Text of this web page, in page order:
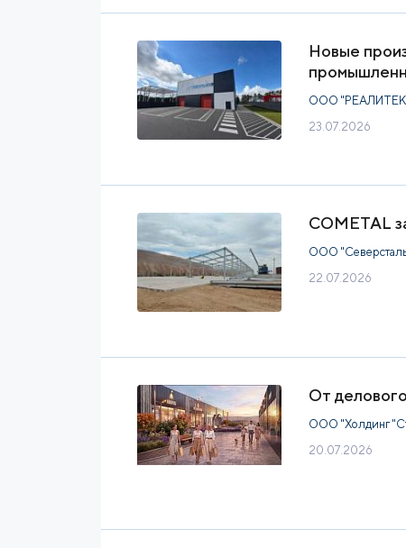
Новые
ООО "РЕАЛИТЕК
23.07.2026
COMETAL
ООО
22.07.2026
От
ООО "Холдинг
20.07.2026